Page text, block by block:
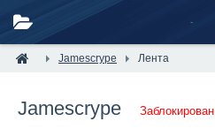
Jamescrype Лента
Jamescrype Заблокирован